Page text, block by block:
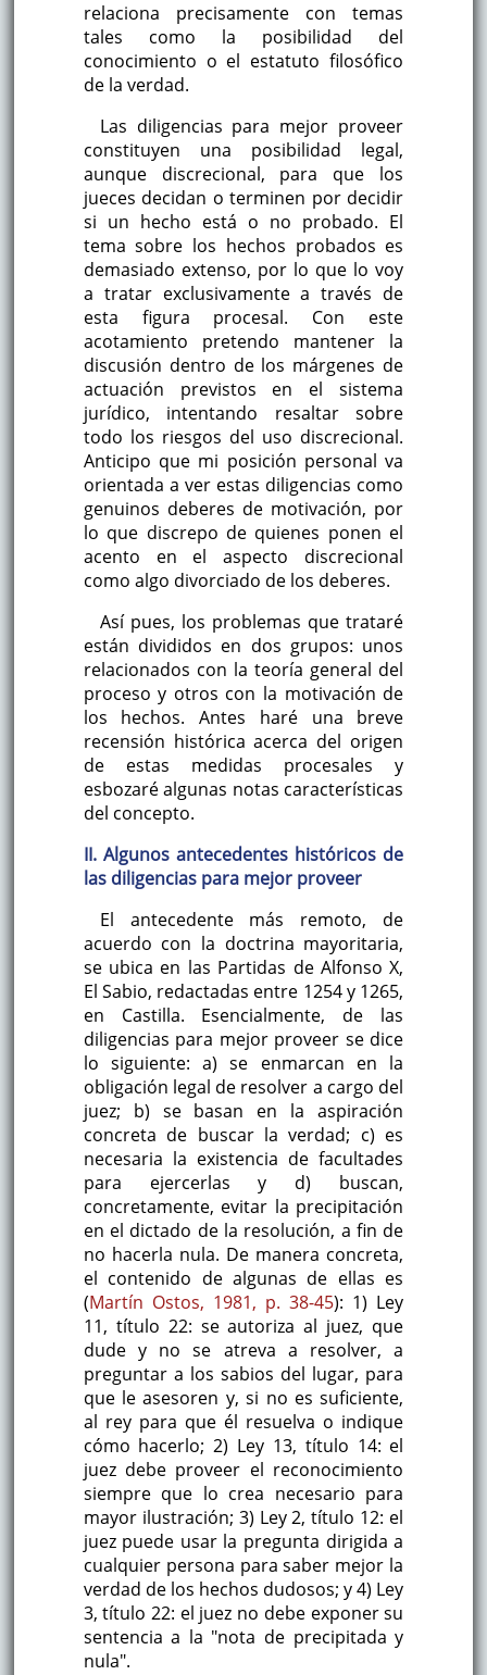
relaciona precisamente con temas
tales como la posibilidad del
conocimiento o el estatuto filosófico
de la verdad.
Las diligencias para mejor proveer
constituyen una posibilidad legal,
aunque discrecional, para que los
jueces decidan o terminen por decidir
si un hecho está o no probado. El
tema sobre los hechos probados es
demasiado extenso, por lo que lo voy
a tratar exclusivamente a través de
esta figura procesal. Con este
acotamiento pretendo mantener la
discusión dentro de los márgenes de
actuación previstos en el sistema
jurídico, intentando resaltar sobre
todo los riesgos del uso discrecional.
Anticipo que mi posición personal va
orientada a ver estas diligencias como
genuinos deberes de motivación, por
lo que discrepo de quienes ponen el
acento en el aspecto discrecional
como algo divorciado de los deberes.
Así pues, los problemas que trataré
están divididos en dos grupos: unos
relacionados con la teoría general del
proceso y otros con la motivación de
los hechos. Antes haré una breve
recensión histórica acerca del origen
de estas medidas procesales y
esbozaré algunas notas características
del concepto.
II. Algunos antecedentes históricos de
las diligencias para mejor proveer
El antecedente más remoto, de
acuerdo con la doctrina mayoritaria,
se ubica en las Partidas de Alfonso X,
El Sabio, redactadas entre 1254 y 1265,
en Castilla. Esencialmente, de las
diligencias para mejor proveer se dice
lo siguiente: a) se enmarcan en la
obligación legal de resolver a cargo del
juez; b) se basan en la aspiración
concreta de buscar la verdad; c) es
necesaria la existencia de facultades
para ejercerlas y d) buscan,
concretamente, evitar la precipitación
en el dictado de la resolución, a fin de
no hacerla nula. De manera concreta,
el contenido de algunas de ellas es
(Martín Ostos, 1981, p. 38-45): 1) Ley
11, título 22: se autoriza al juez, que
dude y no se atreva a resolver, a
preguntar a los sabios del lugar, para
que le asesoren y, si no es suficiente,
al rey para que él resuelva o indique
cómo hacerlo; 2) Ley 13, título 14: el
juez debe proveer el reconocimiento
siempre que lo crea necesario para
mayor ilustración; 3) Ley 2, título 12: el
juez puede usar la pregunta dirigida a
cualquier persona para saber mejor la
verdad de los hechos dudosos; y 4) Ley
3, título 22: el juez no debe exponer su
sentencia a la "nota de precipitada y
nula".